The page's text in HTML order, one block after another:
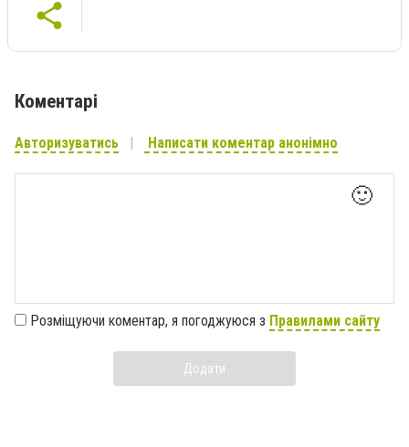
Коментарі
Авторизуватись Написати коментар анонімно
🙂
Розміщуючи коментар, я погоджуюся з Правилами сайту
Додати